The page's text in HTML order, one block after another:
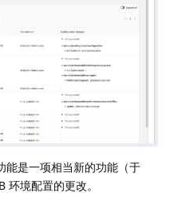
是一项相当新的功能（于
境配置的更改。